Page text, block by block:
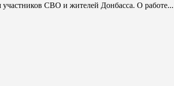
СВО и жителей Донбасса. О работе...